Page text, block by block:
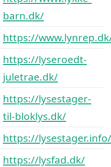
barn.dk/
https://
https://lyseroedt-
juletrae.dk/
https://lysestager-
til-bloklys.dk/
https://lysestager.info/
https://lysfad.dk/